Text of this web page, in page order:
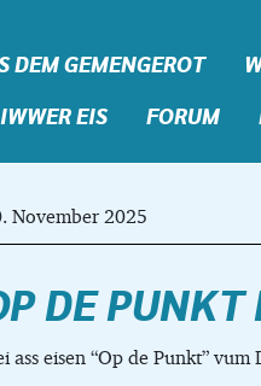
DEM GEMENGEROT
IWWER EIS FORUM
DE PUNKT
November 2025
ass eisen “Op de Punkt”